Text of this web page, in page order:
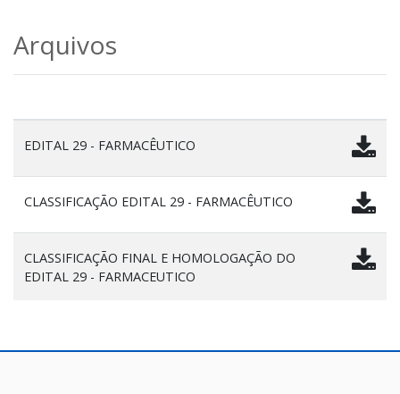
Arquivos
EDITAL 29 - FARMACÊUTICO
CLASSIFICAÇÃO EDITAL 29 - FARMACÊUTICO
CLASSIFICAÇÃO FINAL E HOMOLOGAÇÃO DO
EDITAL 29 - FARMACEUTICO